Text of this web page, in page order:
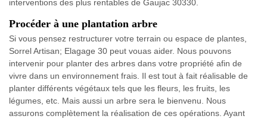
interventions des plus rentables de Gaujac 30330.
Procéder à une plantation arbre
Si vous pensez restructurer votre terrain ou espace de plantes,
Sorrel Artisan; Elagage 30 peut vouas aider. Nous pouvons
intervenir pour planter des arbres dans votre propriété afin de
vivre dans un environnement frais. Il est tout à fait réalisable de
planter différents végétaux tels que les fleurs, les fruits, les
légumes, etc. Mais aussi un arbre sera le bienvenu. Nous
assurons complètement la réalisation de ces opérations. Ayant